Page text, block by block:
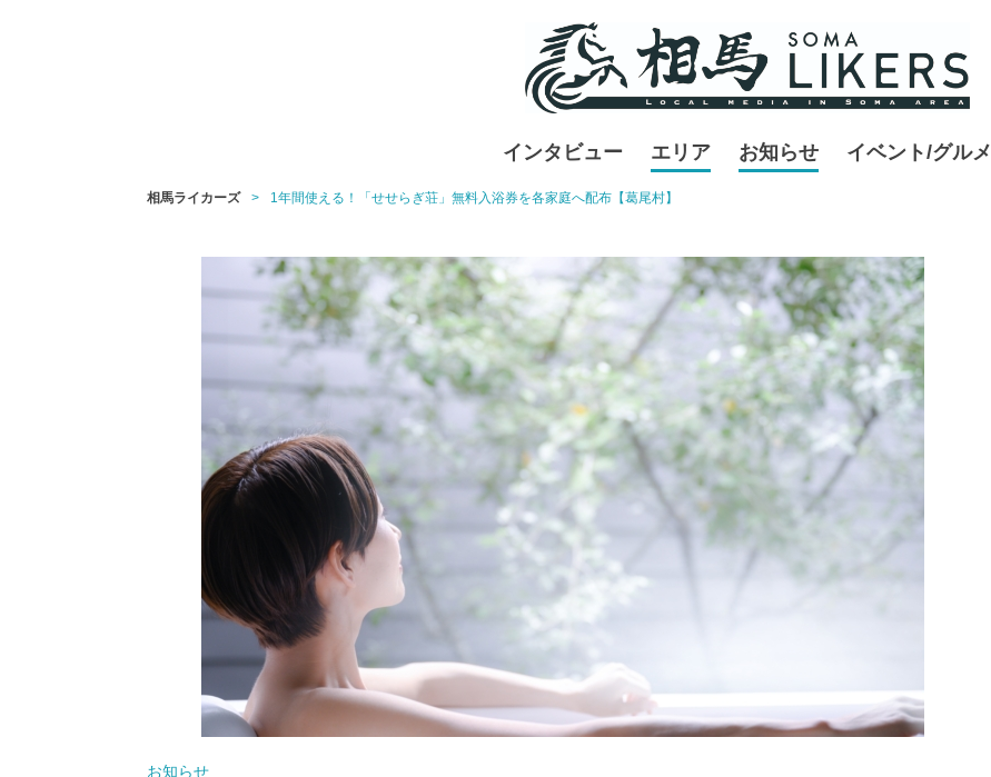
インタビュー エリア お知らせ イベント/グルメ
相馬ライカーズ 1年間使える！「せせらぎ荘」無料入浴券を各家庭へ配布【葛尾村】
お知らせ